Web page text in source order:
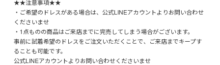
★★注意事項★★
・ご希望のドレスがある場合は、公式LINEアカウントよりお問い合わせ
くださいませ
・1点ものの商品はご来店までに完売してしまう場合がございます。
事前に試着希望のドレスをご注文いただくことで、ご来店までキープす
ることも可能です。
公式LINEアカウントよりお問い合わせくださいませ